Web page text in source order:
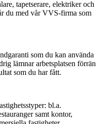
tapetserare, elektriker och
du med vår VVS-firma som
som du kan använda
lämnar arbetsplatsen förrän
som du har fått.
bl.a.
samt kontor,